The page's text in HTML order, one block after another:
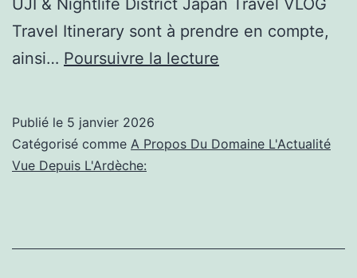
UJI & Nightlife District Japan Travel VLOG
Travel Itinerary sont à prendre en compte,
ainsi… Poursuivre la lecture
Daytrip
District
Publié le 5 janvier 2026
Catégorisé comme A Propos Du Domaine L'Actualité
Vue Depuis L'Ardèche: